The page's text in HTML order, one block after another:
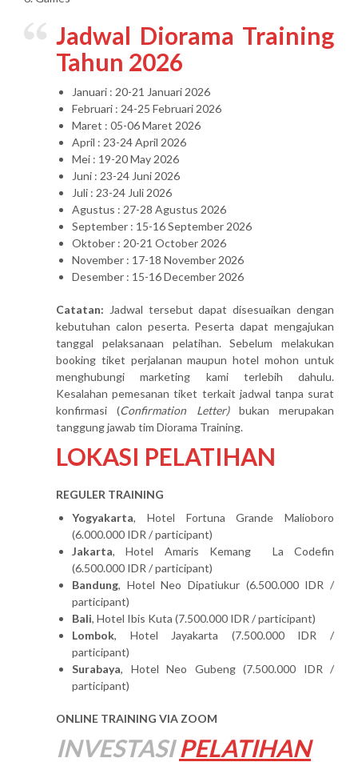
Jadwal Diorama Training
Tahun 2026
Januari : 20-21 Januari 2026
Februari : 24-25 Februari 2026
Maret : 05-06 Maret 2026
April : 23-24 April 2026
Mei : 19-20 May 2026
Juni : 23-24 Juni 2026
Juli : 23-24 Juli 2026
Agustus : 27-28 Agustus 2026
September : 15-16 September 2026
Oktober : 20-21 October 2026
November : 17-18 November 2026
Desember : 15-16 December 2026
Catatan: Jadwal tersebut dapat disesuaikan dengan
kebutuhan calon peserta. Peserta dapat mengajukan
tanggal pelaksanaan pelatihan. Sebelum melakukan
booking tiket perjalanan maupun hotel mohon untuk
menghubungi marketing kami terlebih dahulu.
Kesalahan pemesanan tiket terkait jadwal tanpa surat
konfirmasi (Confirmation Letter)bukan merupakan
tanggung jawab tim Diorama Training.
LOKASI PELATIHAN
REGULER TRAINING
Yogyakarta, Hotel Fortuna Grande Malioboro
(6.000.000 IDR / participant)
Jakarta, Hotel Amaris Kemang La Codefin
(6.500.000 IDR / participant)
Bandung, Hotel Neo Dipatiukur (6.500.000 IDR /
participant)
Bali, Hotel Ibis Kuta (7.500.000 IDR / participant)
Lombok, Hotel Jayakarta (7.500.000 IDR /
participant)
Surabaya, Hotel Neo Gubeng (7.500.000 IDR /
participant)
ONLINE TRAINING VIA ZOOM
INVESTASI PELATIHAN